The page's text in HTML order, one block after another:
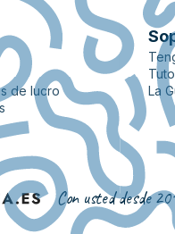
de lucro
La
Con usted desde